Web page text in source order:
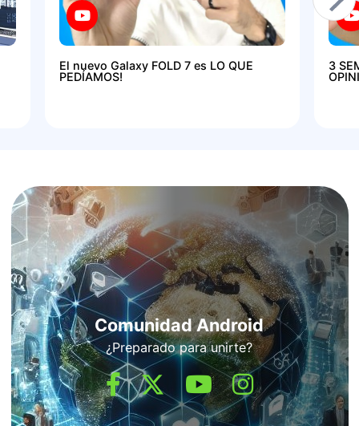
El nuevo Galaxy FOLD 7 es LO QUE
PEDÍAMOS!
3
Comunidad Android
¿Preparado para unirte?